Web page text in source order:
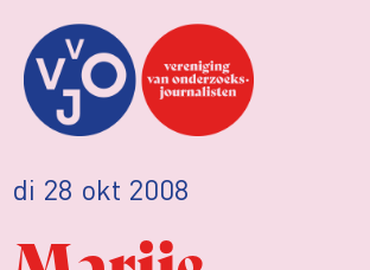
di 28 okt 2008